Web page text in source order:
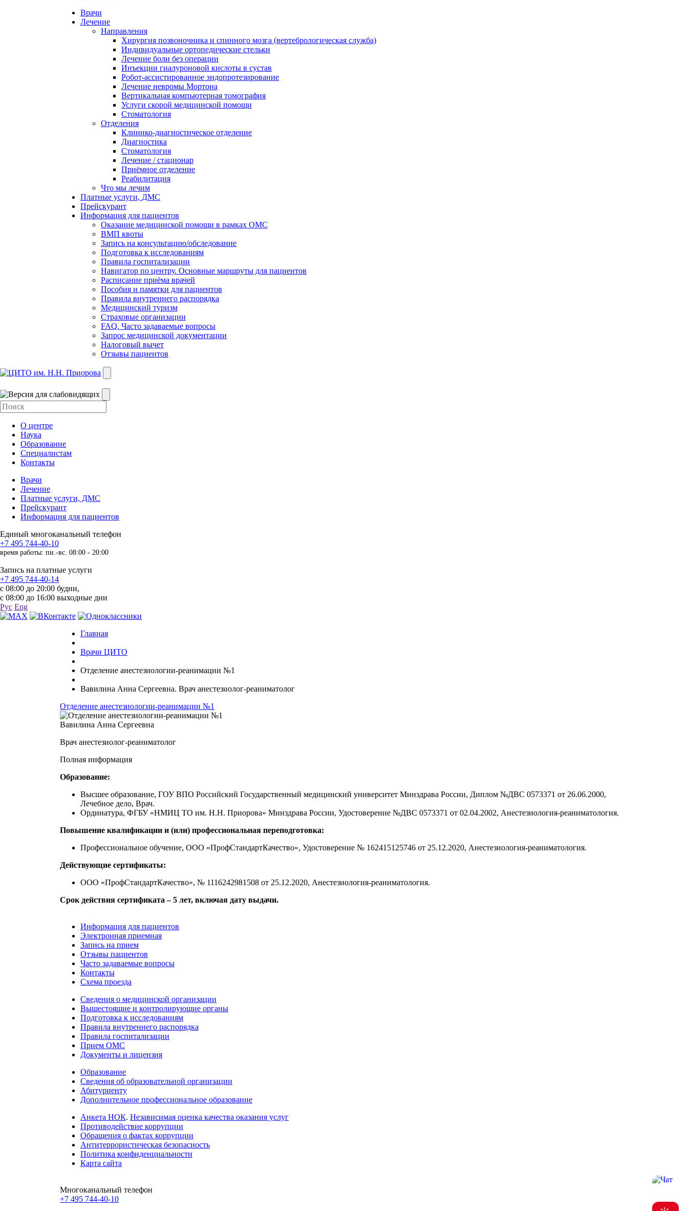
Врачи
Лечение
Направления
Хирургия позвоночника и спинного мозга (вертебрологическая служба)
Индивидуальные ортопедические стельки
Лечение боли без операции
Инъекции гиалуроновой кислоты в сустав
Робот-ассистированное эндопротезирование
Лечение невромы Мортона
Вертикальная компьютерная томография
Услуги скорой медицинской помощи
Стоматология
Отделения
Клинико-диагностическое отделение
Диагностика
Стоматология
Лечение / стационар
Приёмное отделение
Реабилитация
Что мы лечим
Платные услуги, ДМС
Прейскурант
Информация для пациентов
Оказание медицинской помощи в рамках ОМС
ВМП квоты
Запись на консультацию/обследование
Подготовка к исследованиям
Правила госпитализации
Навигатор по центру. Основные маршруты для пациентов
Расписание приёма врачей
Пособия и памятки для пациентов
Правила внутреннего распорядка
Медицинский туризм
Страховые организации
FAQ. Часто задаваемые вопросы
Запрос медицинской документации
Налоговый вычет
Отзывы пациентов
О центре
Наука
Образование
Специалистам
Контакты
Врачи
Лечение
Платные услуги, ДМС
Прейскурант
Информация для пациентов
Единый многоканальный телефон
+7 495 744-40-10
время работы: пн.-вс. 08:00 - 20:00
Запись на платные услуги
+7 495 744-40-14
с 08:00 до 20:00 будни,
с 08:00 до 16:00 выходные дни
Рус Eng
Главная
Врачи ЦИТО
Отделение анестезиологии-реанимации №1
Вавилина Анна Сергеевна. Врач анестезиолог-реаниматолог
Отделение анестезиологии-реанимации №1
Вавилина Анна Сергеевна
Врач анестезиолог-реаниматолог
Полная информация
Образование:
Высшее образование, ГОУ ВПО Российский Государственный медицинский университет Минздрава России, Диплом №ДВС 0573371 от 26.06.2000,
Лечебное дело, Врач.
Ординатура, ФГБУ «НМИЦ ТО им. Н.Н. Приорова» Минздрава России, Удостоверение №ДВС 0573371 от 02.04.2002, Анестезиология-реаниматология.
Повышение квалификации и (или) профессиональная переподготовка:
Профессиональное обучение, ООО «ПрофСтандартКачество», Удостоверение № 162415125746 от 25.12.2020, Анестезиология-реаниматология.
Действующие сертификаты:
ООО «ПрофСтандартКачество», № 1116242981508 от 25.12.2020, Анестезиология-реаниматология.
Срок действия сертификата – 5 лет, включая дату выдачи.
Информация для пациентов
Электронная приемная
Запись на прием
Отзывы пациентов
Часто задаваемые вопросы
Контакты
Схема проезда
Сведения о медицинской организации
Вышестоящие и контролирующие органы
Подготовка к исследованиям
Правила внутреннего распорядка
Правила госпитализации
Прием ОМС
Документы и лицензия
Образование
Сведения об образовательной организации
Абитуриенту
Дополнительное профессиональное образование
Анкета НОК. Независимая оценка качества оказания услуг
Противодействие коррупции
Обращения о фактах коррупции
Антитеррористическая безопасность
Политика конфиденциальности
Карта сайта
Многоканальный телефон
+7 495 744-40-10